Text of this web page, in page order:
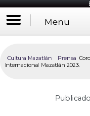
Menu
Cultura Mazatlán Prensa
Internacional Mazatlán 2023.